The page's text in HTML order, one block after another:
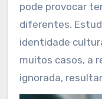
pode provocar
diferentes.
identidade
muitos casos, a
ignorada,